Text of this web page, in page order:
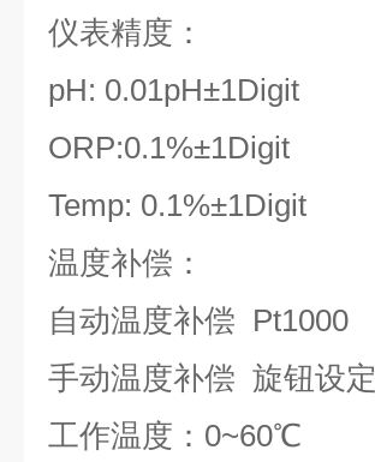
仪表精度：
pH: 0.01pH±1Digit
ORP:0.1%±1Digit
Temp: 0.1%±1Digit
温度补偿：
自动温度补偿 Pt1000
手动温度补偿 旋钮设定
工作温度：0~60℃